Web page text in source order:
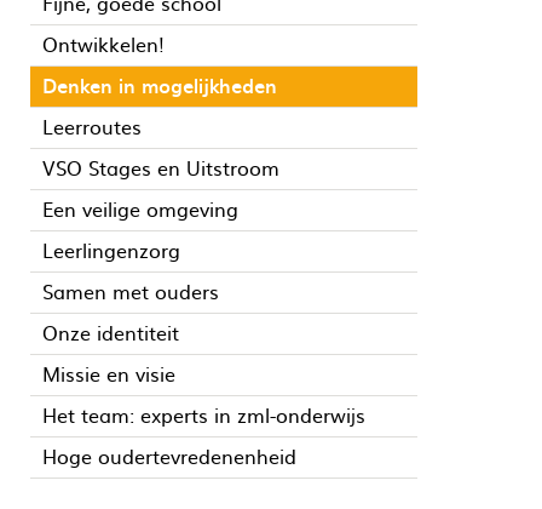
Ontwikkelen!
Denken in mogelijkheden
Leerroutes
VSO Stages en Uitstroom
Een veilige omgeving
Leerlingenzorg
Samen met ouders
Onze identiteit
Missie en visie
Het team: experts in zml-onderwijs
Hoge oudertevredenenheid